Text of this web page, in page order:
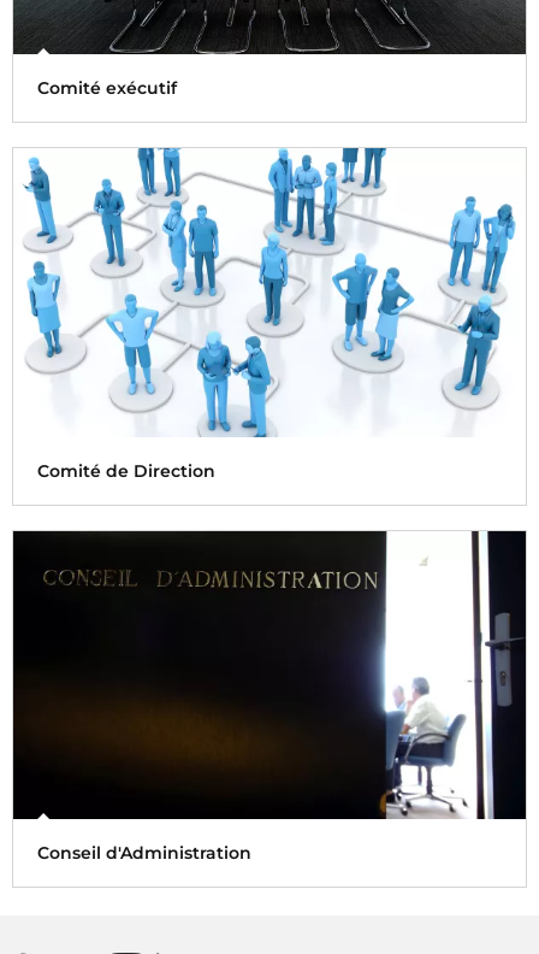
Comité exécutif
Le comité exécutif lieu de décision sur les sujets
stratégiques majeurs pour l'entreprise
Comité de Direction
Les directeurs œuvrent pour la transformation de
Conseil d'Administration